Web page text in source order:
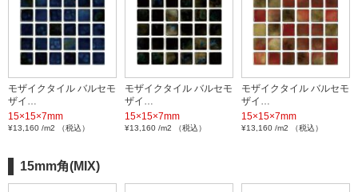
モザイクタイル バルセモ
ザイ…
15×15×7mm
¥13,160 /m2 （税込）
モザイクタイル バルセモ
ザイ…
15×15×7mm
¥13,160 /m2 （税込）
モザイクタイル バルセモ
ザイ…
15×15×7mm
¥13,160 /m2 （税込）
15mm角(MIX)